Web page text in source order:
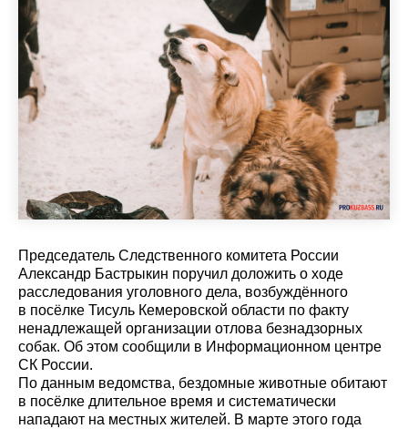
Председатель Следственного комитета России
Александр Бастрыкин поручил доложить о ходе
расследования уголовного дела, возбуждённого
в посёлке Тисуль Кемеровской области по факту
ненадлежащей организации отлова безнадзорных
собак. Об этом сообщили в Информационном центре
СК России.
По данным ведомства, бездомные животные обитают
в посёлке длительное время и систематически
нападают на местных жителей. В марте этого года